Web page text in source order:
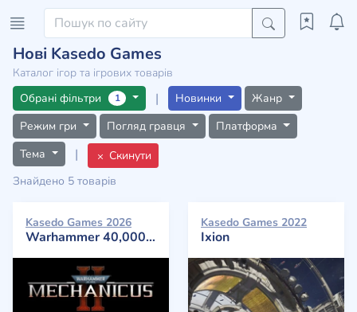
Нові Kasedo Games
Каталог ігор та ігрових товарів
Обрані фільтри
1 | Новинки
Жанр
Режим гри
Погляд гравця
Платформа
Тема
|
Скинути
Знайдено 5 товарів
Kasedo Games 2026
Warhammer 40,000: Mechanicus II
Kasedo Games 2022
Ixion